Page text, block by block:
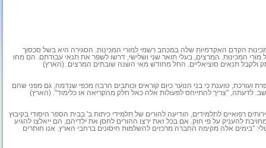
הקדם האקדמיות שלה במכתב רשמי למורי המכינות. הסגירה היא בשל סכסוך
המכינות. המרצים, בעלי תואר שני ושלישי, דרשו לשפר את תנאי עבודתם. הם מחו
ולקבל תנאים סוציאליים. החל מחודש מאי השנה שובתים המרצים. (הארץ)
ועורכת, טוענת כי בני הנוער כיום קוראים וכותבים הרבה מכפי שנדמה, גם מפני שהם
לדעתה, "צריך להתייחס לפעולות אלה כאל חלק מהקריאה או כלימוד". (הארץ)
רפואיים לתלמידים, הודיעה להורים של תלמידי כיתות ב' בבית הספר היסודי בקיבוץ
להעניק על פי חוק. אם בכל זאת ירצו ההורים לחסן את ילדיהם, הם ייאלצו להגיע
החברה בבאר שבע, במרחק של 35 ק"מ. חברת נטלי: "בימים אלה מקימה החברה מרכזים להשלמות חיסונים ברחבי הארץ. אנו חותרים